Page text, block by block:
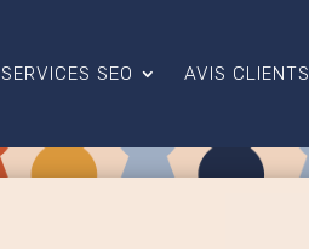
SERVICES SEO AVIS CLIENTS